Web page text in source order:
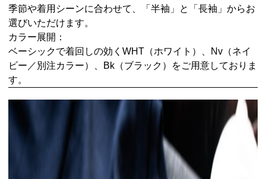
季節や着用シーンに合わせて、「半袖」と「長袖」からお
選びいただけます。
カラー展開：
ベーシックで着回しの効くWHT（ホワイト）、Nv（ネイ
ビー／別注カラー）、Bk（ブラック）をご用意しておりま
す。